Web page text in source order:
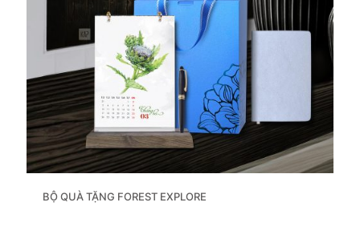
BỘ QUÀ TẶNG FOREST EXPLORE